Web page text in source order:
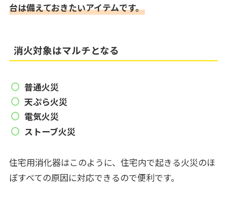
台は備えておきたいアイテムです。
消火対象はマルチとなる
普通火災
天ぷら火災
電気火災
ストーブ火災
住宅用消化器はこのように、住宅内で起きる火災のほ
ぼすべての原因に対応できるので便利です。